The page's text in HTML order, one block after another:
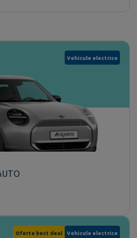
Vehicule electrice
Oferte best deal Vehicule electrice